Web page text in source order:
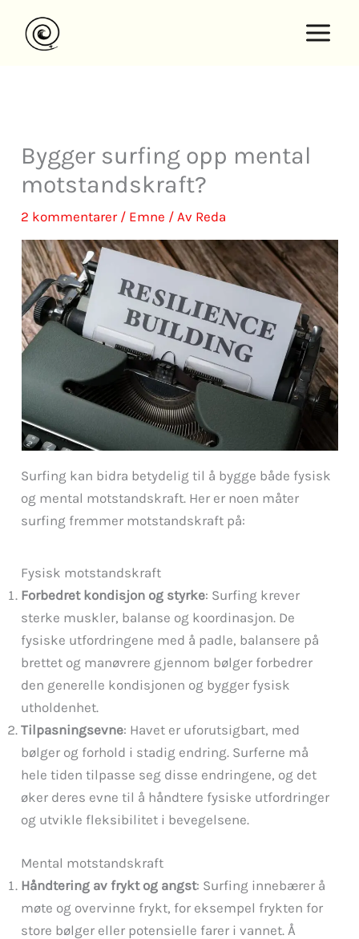
Bygger surfing opp mental
motstandskraft?
2 kommentarer / Emne / Av Reda
Surfing kan bidra betydelig til å bygge både fysisk
og mental motstandskraft. Her er noen måter
surfing fremmer motstandskraft på:
Fysisk motstandskraft
Forbedret kondisjon og styrke: Surfing krever
sterke muskler, balanse og koordinasjon. De
fysiske utfordringene med å padle, balansere på
brettet og manøvrere gjennom bølger forbedrer
den generelle kondisjonen og bygger fysisk
utholdenhet.
Tilpasningsevne: Havet er uforutsigbart, med
bølger og forhold i stadig endring. Surferne må
hele tiden tilpasse seg disse endringene, og det
øker deres evne til å håndtere fysiske utfordringer
og utvikle fleksibilitet i bevegelsene.
Mental motstandskraft
Håndtering av frykt og angst: Surfing innebærer å
møte og overvinne frykt, for eksempel frykten for
store bølger eller potensielle farer i vannet. Å